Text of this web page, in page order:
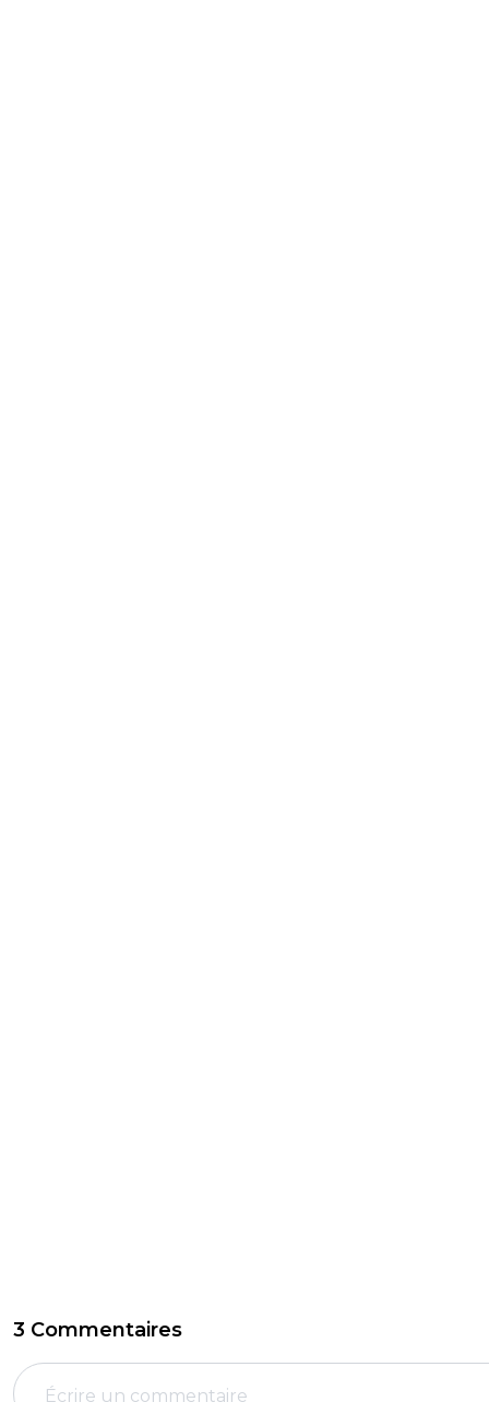
3 Commentaires